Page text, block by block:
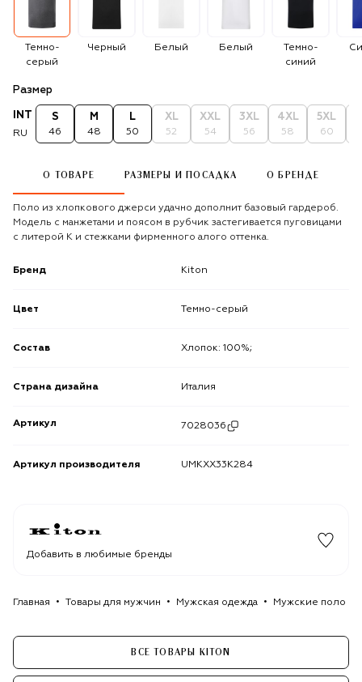
Темно-
серый
Черный Белый Белый
Темно-
синий
Размер
INT
RU
S
46
M
48
L
50
XL
52
XXL
54
3XL
56
4XL
58
5XL
60
О ТОВАРЕ РАЗМЕРЫ И ПОСАДКА О БРЕНДЕ
Поло из хлопкового джерси удачно дополнит базовый гардероб.
Модель с манжетами и поясом в рубчик застегивается пуговицами
с литерой K и стежками фирменного алого оттенка.
Бренд Kiton
Цвет Темно-серый
Состав Хлопок: 100%;
Страна дизайна Италия
Артикул 7028036
Артикул производителя UMKXX33K284
Добавить в любимые бренды
Главная Товары для мужчин Мужская одежда Мужские поло
ВСЕ ТОВАРЫ KITON